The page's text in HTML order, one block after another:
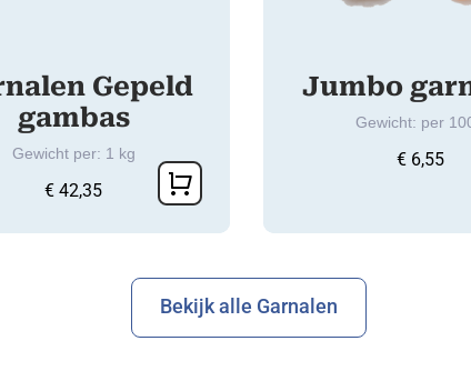
Gepeld
gambas
Gewicht per: 1 kg
€ 42,35
Jumbo
Gewicht: per
€6,55
Bekijk alle Garnalen